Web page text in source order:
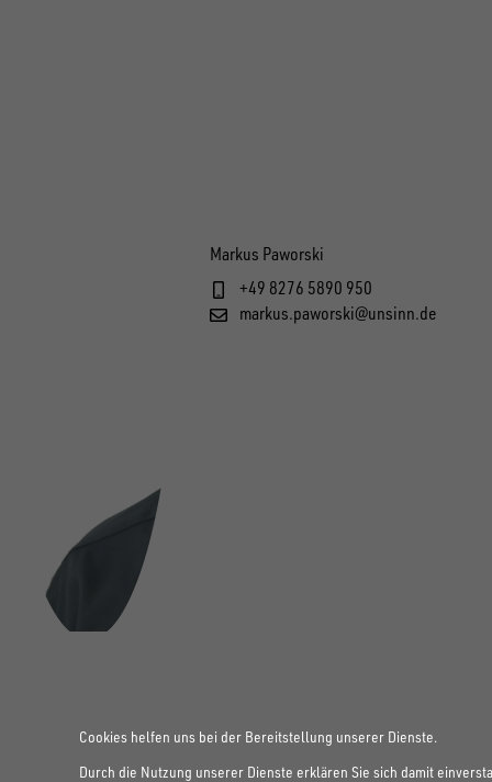
Markus Paworski
+49 8276 5890 950
markus.paworski@unsinn.de
Cookies helfen uns bei der Bereitstellung unserer Dienste.
Durch die Nutzung unserer Dienste erklären Sie sich damit